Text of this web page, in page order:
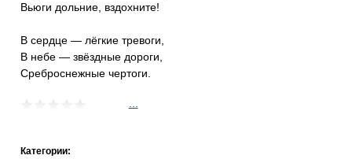
Вьюги дольние, вздохните!
В сердце — лёгкие тревоги,
В небе — звёздные дороги,
Среброснежные чертоги.
Категории: